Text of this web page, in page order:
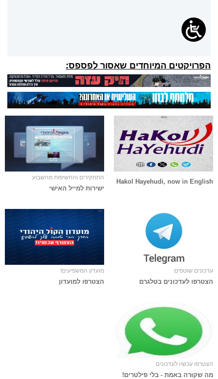
הפרויקטים המיוחדים שאסור לפספס:
Hakol Hayehudi, now in English
התחקירים והחשיפות מהשבוע
ישירות למייל האישי
עדכונים שוטפים
הצטרפו לעדכונים בטלגרם
מועדון המשפיעים!
הצטרפו למועדון
הצטרפו עכשיו לעדכונים
מה שקורה באמת - בלי פילטרים!